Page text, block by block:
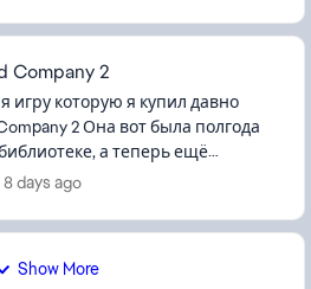
Company 2
игру которую я купил давно
вот была полгода
а теперь ещё
ключ
8 days ago
Show More